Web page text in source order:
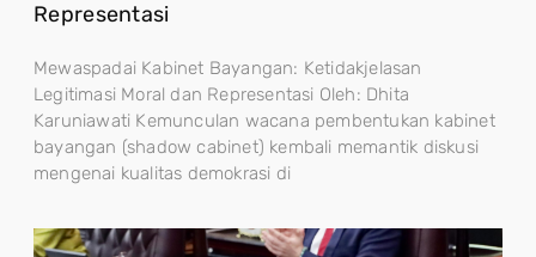
Representasi
Mewaspadai Kabinet Bayangan: Ketidakjelasan
Legitimasi Moral dan Representasi Oleh: Dhita
Karuniawati Kemunculan wacana pembentukan kabinet
bayangan (shadow cabinet) kembali memantik diskusi
mengenai kualitas demokrasi di